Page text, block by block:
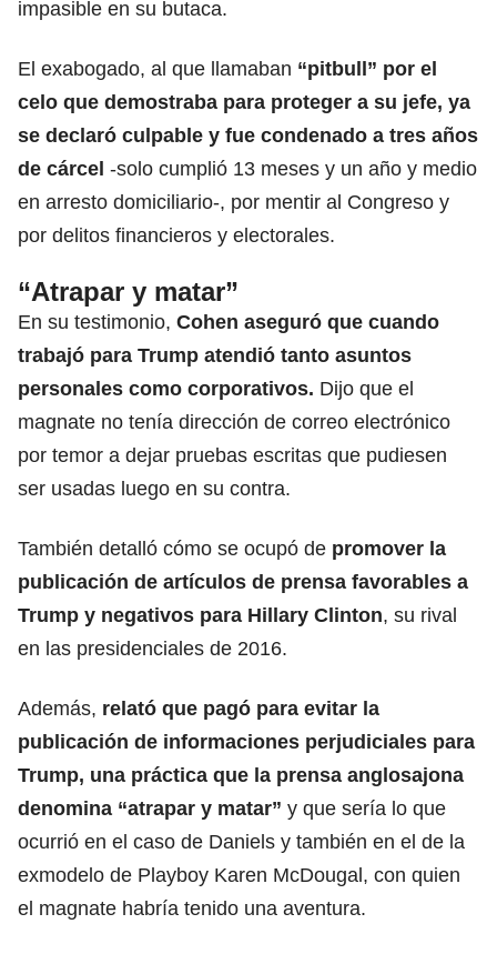
impasible en su butaca.
El exabogado, al que llamaban “pitbull” por el
celo que demostraba para proteger a su jefe, ya
se declaró culpable y fue condenado a tres años
de cárcel -solo cumplió 13 meses y un año y medio
en arresto domiciliario-, por mentir al Congreso y
por delitos financieros y electorales.
“Atrapar y matar”
En su testimonio, Cohen aseguró que cuando
trabajó para Trump atendió tanto asuntos
personales como corporativos. Dijo que el
magnate no tenía dirección de correo electrónico
por temor a dejar pruebas escritas que pudiesen
ser usadas luego en su contra.
También detalló cómo se ocupó de promover la
publicación de artículos de prensa favorables a
Trump y negativos para Hillary Clinton, su rival
en las presidenciales de 2016.
Además, relató que pagó para evitar la
publicación de informaciones perjudiciales para
Trump, una práctica que la prensa anglosajona
denomina “atrapar y matar” y que sería lo que
ocurrió en el caso de Daniels y también en el de la
exmodelo de Playboy Karen McDougal, con quien
el magnate habría tenido una aventura.